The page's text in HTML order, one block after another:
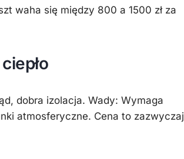
waha się między 800 a 1500 zł za
dobra izolacja. Wady: Wymaga
atmosferyczne. Cena to zazwyczaj